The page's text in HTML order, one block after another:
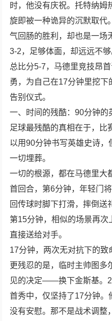
时，他没有庆祝。托特纳姆
旋即被一种诡异的沉默取代
气回肠的胜利，却也是一场
3-2，足够体面，却远远不够
总比分5-7，马德里竞技昂
勇，为自己在17分钟里挖
告别仪式。
一、时间的残酷：90分钟
足球最残酷的真相在于，比
以用90分钟书写英雄史诗
一切埋葬。
一切的根源，都在马德里大
首回合，第6分钟，年轻门
回传球时脚下打滑，摔倒送
第15分钟，相似的场景再
直接送给对手。
17分钟，两次无对抗下的致
更残忍的是，临时主帅图多
见的决定——换下金斯基。
首秀中，仅坚持了17分钟
没有安慰。那不是战术调整